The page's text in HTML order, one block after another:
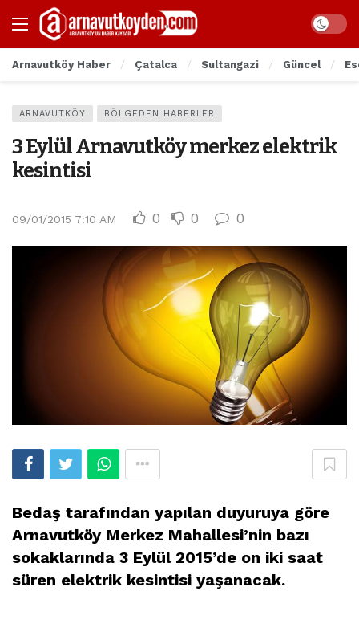
Arnavutköy Haber Çatalca Sultangazi Güncel
ARNAVUTKÖY BÖLGEDEN HABERLER
3 Eylül Arnavutköy merkez elektrik
kesintisi
09/01/2015 7:10 AM 0 0 0
Bedaş tarafından yapılan duyuruya göre
Arnavutköy Merkez Mahallesi’nin bazı
sokaklarında 3 Eylül 2015’de on iki saat
süren elektrik kesintisi yaşanacak.